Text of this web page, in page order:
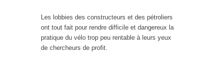
Les lobbies des constructeurs et des pétroliers
ont tout fait pour rendre difficile et dangereux la
pratique du vélo trop peu rentable à leurs yeux
de chercheurs de profit.